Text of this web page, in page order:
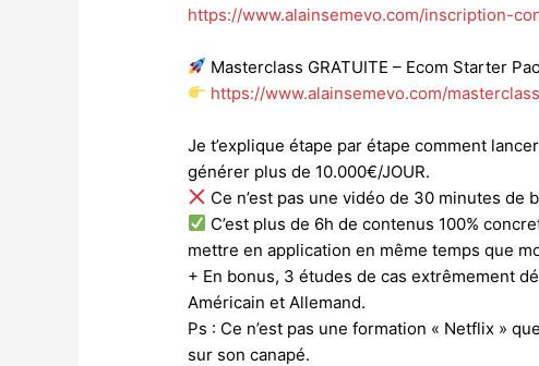
https://www.alainsemevo.com/inscription-
Masterclass GRATUITE – Ecom Starter
https://www.alainsemevo.com/masterclass
Je t’explique étape par étape comment
générer plus de 10.000€/JOUR.
Ce n’est pas une vidéo de 30 minutes de
C’est plus de 6h de contenus 100%
mettre en application en même temps que
+ En bonus, 3 études de cas extrêmement
Américain et Allemand.
Ps : Ce n’est pas une formation « Netflix »
sur son canapé.